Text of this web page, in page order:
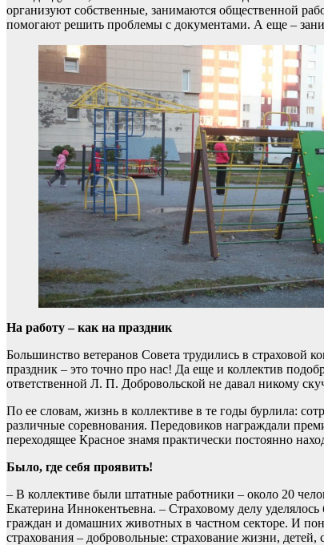
организуют собственные, занимаются общественной
помогают решить проблемы с документами. А еще –
На работу – как на праздник
Большинство ветеранов Совета трудились в страховой
праздник – это точно про нас! Да еще и коллектив
ответственной Л. П. Добровольской не давал никому
По ее словам, жизнь в коллективе в те годы бурлила:
различные соревнования. Передовиков награждали
переходящее Красное знамя практически постоянно
Было, где себя проявить!
– В коллективе были штатные работники – около 20
Екатерина Иннокентьевна. – Страховому делу
граждан и домашних животных в частном секторе. И
страхования – добровольные: страхование жизни, детей,